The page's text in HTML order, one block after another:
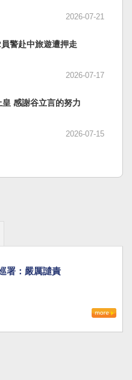
2026-07-21
警赴中旅遊遭押走
2026-07-17
感謝谷立言的努力
2026-07-15
署：嚴厲譴責